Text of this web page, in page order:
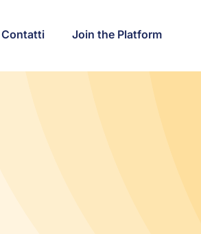
Contatti Join the Platform